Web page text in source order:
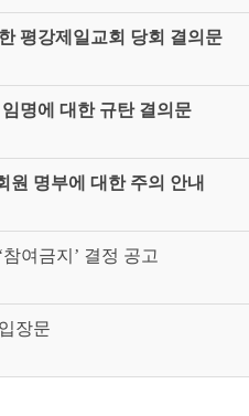
평강제일교회 당회 결의문
명에 대한 규탄 결의문
원 명부에 대한 주의 안내
여금지’ 결정 공고
장문